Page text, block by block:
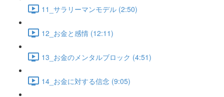
11_サラリーマンモデル (2:50)
12_お金と感情 (12:11)
13_お金のメンタルブロック (4:51)
14_お金に対する信念 (9:05)